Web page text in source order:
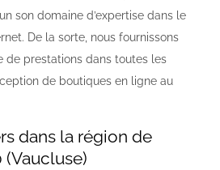
son domaine d’expertise dans le
De la sorte, nous fournissons
de prestations dans toutes les
de boutiques en ligne au
dans la région de
(Vaucluse)